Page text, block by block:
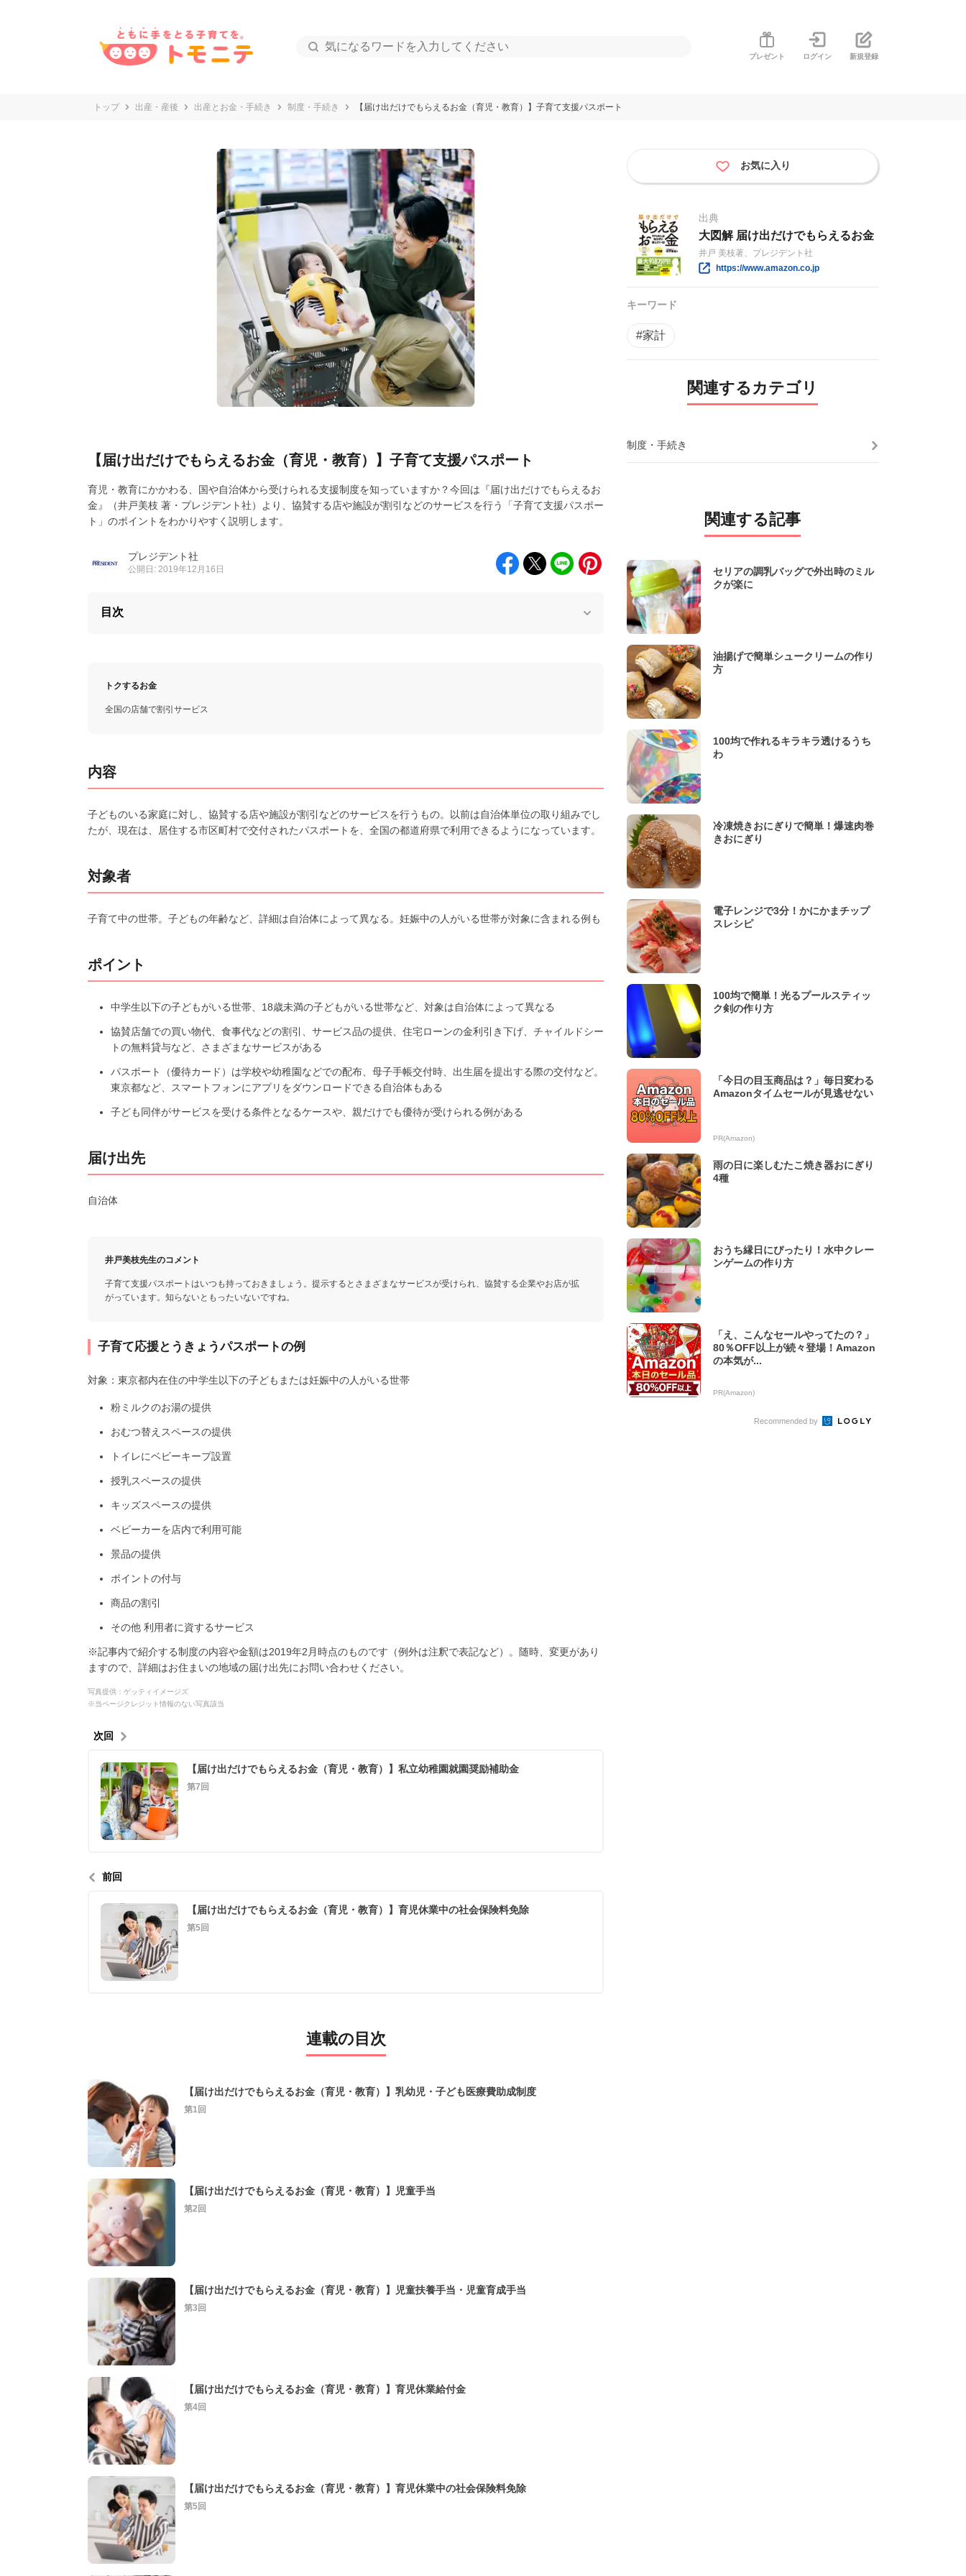
プレゼント ログイン 新規登録
トップ 出産・産後 出産とお金・手続き 制度・手続き 【届け出だけでもらえるお金（育児・教育）】子育て支援パスポート
【届け出だけでもらえるお金（育児・教育）】子育て支援パスポート
育児・教育にかかわる、国や自治体から受けられる支援制度を知っていますか？今回は『届け出だけでもらえるお
金』（井戸美枝 著・プレジデント社）より、協賛する店や施設が割引などのサービスを行う「子育て支援パスポー
ト」のポイントをわかりやすく説明します。
プレジデント社
公開日: 2019年12月16日
目次
トクするお金
全国の店舗で割引サービス
内容
子どものいる家庭に対し、協賛する店や施設が割引などのサービスを行うもの。以前は自治体単位の取り組みでし
たが、現在は、居住する市区町村で交付されたパスポートを、全国の都道府県で利用できるようになっています。
対象者
子育て中の世帯。子どもの年齢など、詳細は自治体によって異なる。妊娠中の人がいる世帯が対象に含まれる例も
ポイント
中学生以下の子どもがいる世帯、18歳未満の子どもがいる世帯など、対象は自治体によって異なる
協賛店舗での買い物代、食事代などの割引、サービス品の提供、住宅ローンの金利引き下げ、チャイルドシー
トの無料貸与など、さまざまなサービスがある
パスポート（優待カード）は学校や幼稚園などでの配布、母子手帳交付時、出生届を提出する際の交付など。
東京都など、スマートフォンにアプリをダウンロードできる自治体もある
子ども同伴がサービスを受ける条件となるケースや、親だけでも優待が受けられる例がある
届け出先
自治体
井戸美枝先生のコメント
子育て支援パスポートはいつも持っておきましょう。提示するとさまざまなサービスが受けられ、協賛する企業やお店が拡
がっています。知らないともったいないですね。
子育て応援とうきょうパスポートの例
対象：東京都内在住の中学生以下の子どもまたは妊娠中の人がいる世帯
粉ミルクのお湯の提供
おむつ替えスペースの提供
トイレにベビーキープ設置
授乳スペースの提供
キッズスペースの提供
ベビーカーを店内で利用可能
景品の提供
ポイントの付与
商品の割引
その他 利用者に資するサービス
※記事内で紹介する制度の内容や金額は2019年2月時点のものです（例外は注釈で表記など）。随時、変更があり
ますので、詳細はお住まいの地域の届け出先にお問い合わせください。
写真提供：ゲッティイメージズ
※当ページクレジット情報のない写真該当
次回
【届け出だけでもらえるお金（育児・教育）】私立幼稚園就園奨励補助金
第7回
前回
【届け出だけでもらえるお金（育児・教育）】育児休業中の社会保険料免除
第5回
連載の目次
【届け出だけでもらえるお金（育児・教育）】乳幼児・子ども医療費助成制度
第1回
【届け出だけでもらえるお金（育児・教育）】児童手当
第2回
【届け出だけでもらえるお金（育児・教育）】児童扶養手当・児童育成手当
第3回
【届け出だけでもらえるお金（育児・教育）】育児休業給付金
第4回
【届け出だけでもらえるお金（育児・教育）】育児休業中の社会保険料免除
第5回
お気に入り
出典
大図解 届け出だけでもらえるお金
井戸 美枝著、プレジデント社
https://www.amazon.co.jp
キーワード
#家計
関連するカテゴリ
制度・手続き
関連する記事
セリアの調乳バッグで外出時のミル
クが楽に
油揚げで簡単シュークリームの作り
方
100均で作れるキラキラ透けるうち
わ
冷凍焼きおにぎりで簡単！爆速肉巻
きおにぎり
電子レンジで3分！かにかまチップ
スレシピ
100均で簡単！光るプールスティッ
ク剣の作り方
「今日の目玉商品は？」毎日変わる
Amazonタイムセールが見逃せない
PR(Amazon)
雨の日に楽しむたこ焼き器おにぎり
4種
おうち縁日にぴったり！水中クレー
ンゲームの作り方
「え、こんなセールやってたの？」
80％OFF以上が続々登場！Amazon
の本気が...
PR(Amazon)
Recommended by